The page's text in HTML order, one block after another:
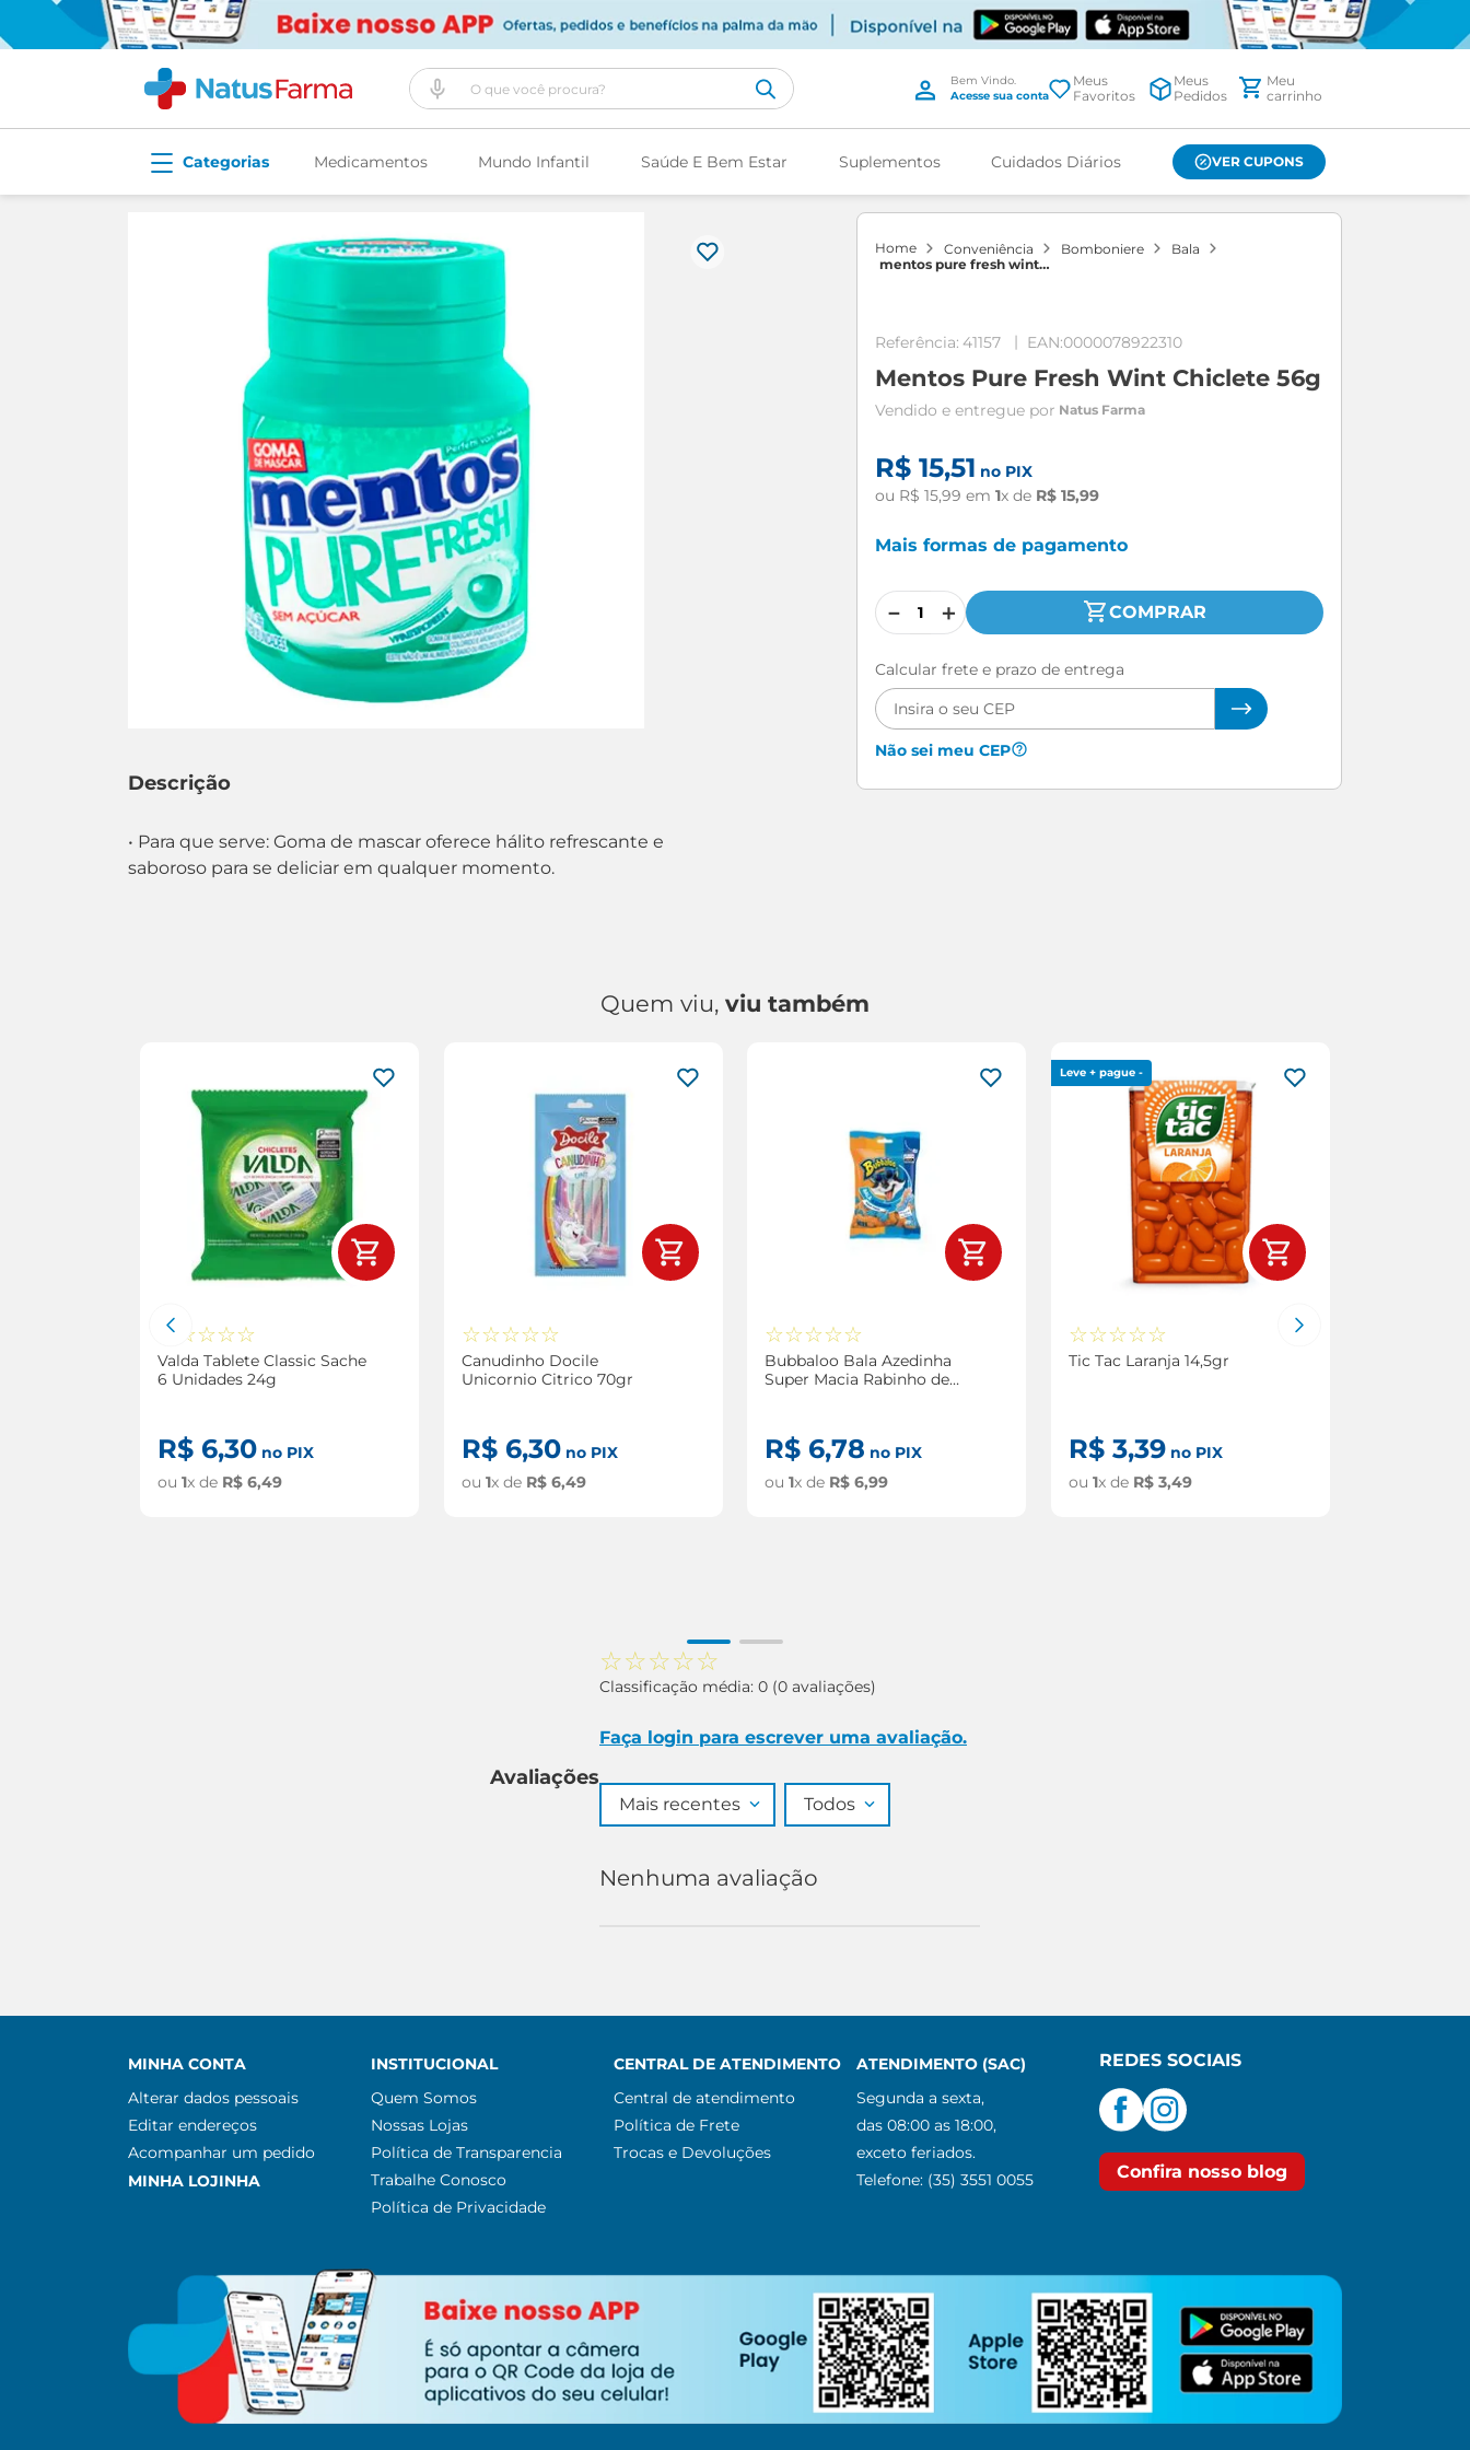
O que você procura?
Meus
Favoritos
Meus
Pedidos
Medicamentos Mundo Infantil Saúde E Bem Estar Suplementos Cuidados Diários VER CUPONS
Descrição
• Para que serve: Goma de mascar oferece hálito refrescante e
saboroso para se deliciar em qualquer momento.
conveniência bomboniere
bala
mentos pure fresh wint
Referência: 41157 0000078922310
Mentos Pure Fresh Wint Chiclete 56g
Natus Farma
R$ 15,51 no PIX
ou R$ 15,99 em 1x de R$ 15,99
Mais formas de pagamento
＋
－ COMPRAR
Calcular frete e prazo de entrega
Não sei meu CEP
Quem viu, viu também
☆ ☆☆☆☆
Valda Tablete Classic Sache
6 Unidades 24g
R$ 6,30 no PIX
ou1x de R$ 6,49
☆☆☆☆☆
Canudinho Docile
Unicornio Citrico 70gr
R$ 6,30no PIX
ou 1x de R$ 6,49
☆☆☆☆☆
Bubbaloo Bala Azedinha
Super Macia Rabinho de
R$ 6,78 no PIX
ou1x de R$ 6,99
Leve + pague -
☆☆☆☆☆
Tic Tac Laranja 14,5gr
R$ 3,39no PIX
ou 1x de R$ 3,49
Avaliações
☆☆☆☆☆
Classificação média: 0 (0 avaliações)
Faça login para escrever uma avaliação.
Mais recentes Todos
Nenhuma avaliação
MINHA CONTA
Alterar dados pessoais
Editar endereços
Acompanhar um pedido
MINHA LOJINHA
INSTITUCIONAL
Quem Somos
Nossas Lojas
Política de Transparencia
Trabalhe Conosco
Política de Privacidade
CENTRAL DE ATENDIMENTO
Central de atendimento
Política de Frete
Trocas e Devoluções
ATENDIMENTO (SAC)
Segunda a sexta,
das 08:00 as 18:00,
exceto feriados.
Telefone: (35) 3551 0055
REDES SOCIAIS
Confira nosso blog